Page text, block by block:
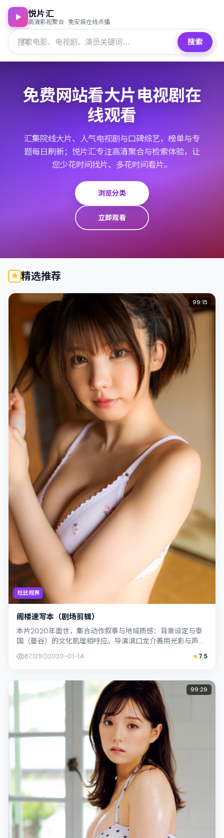
悦片汇
高清影视聚合 · 免安装在线点播
搜索
免费网站看大片电视剧在
线观看
汇集院线大片、人气电视剧与口碑综艺，榜单与专
题每日刷新；悦片汇专注高清聚合与检索体验，让
您少花时间找片、多花时间看片。
浏览分类
立即观看
精选推荐
杜比视界
99:15
阁楼速写本（剧场剪辑）
本片2020年面世，集合动作叙事与地域质感：背景设定与泰
国（曼谷）的文化肌理相呼应。导演滨口龙介善用光影与声场
87,129 2020-01-14 7.5
99:29